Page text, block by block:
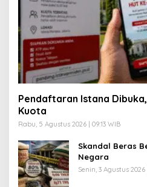
Pendaftaran Istana
Kuota
Rabu, 5 Agustus 2026 | 09:13 WIB
Skandal Beras
Negara
Senin, 3 Agustus 2026